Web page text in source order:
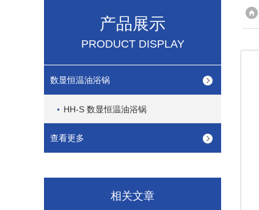
产品展示
PRODUCT DISPLAY
数显恒温油浴锅
HH-S 数显恒温油浴锅
查看更多
相关文章